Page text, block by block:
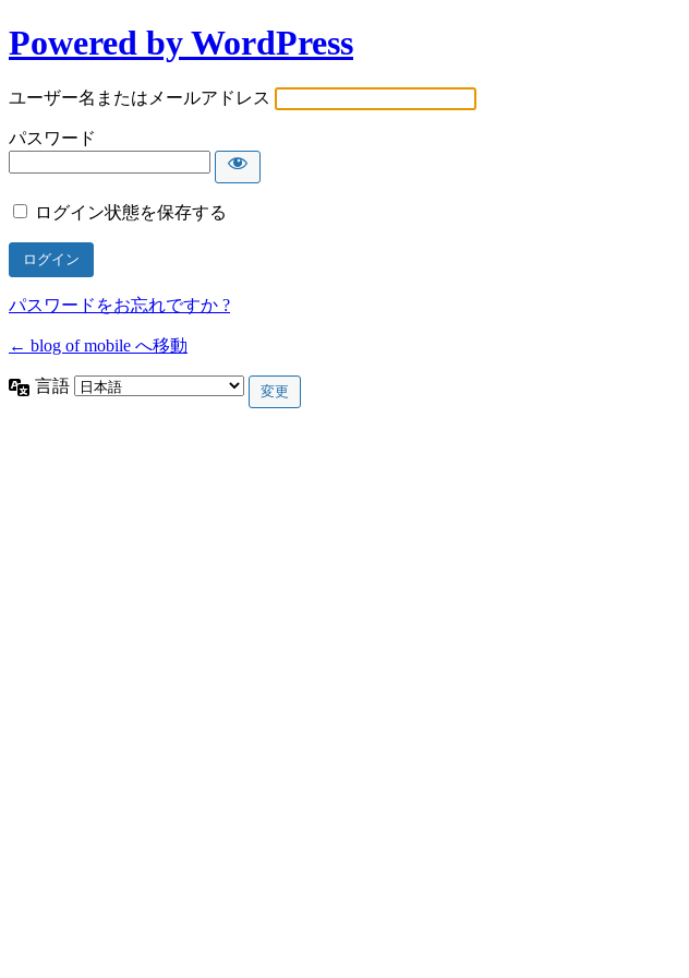
Powered by WordPress
ユーザー名またはメールアドレス
パスワード
ログイン状態を保存する
パスワードをお忘れですか ?
← blog of mobile へ移動
言語